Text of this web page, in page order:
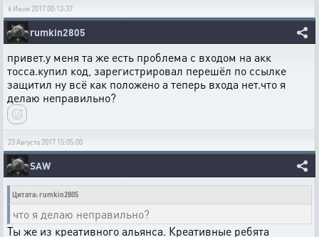
6 Июля 2017 00:13:37
rumkin2805
привет.у меня та же есть проблема с входом на акк
тосса.купил код, зарегистрировал перешёл по ссылке
защитил ну всё как положено а теперь входа нет.что я
делаю неправильно?
23 Августа 2017 15:05:00
SAW
Цитата: rumkin2805
что я делаю неправильно?
Ты же из креативного альянса. Креативные ребята